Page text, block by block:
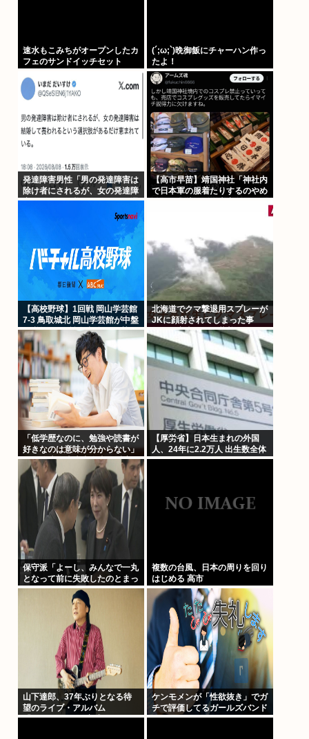
速水もこみちがオープンしたカ
フェのサンドイッチセット
(´;ω;`)晩御飯にチャーハン作っ
たよ！
発達障害男性「男の発達障害は
除け者にされるが、女の発達障
害は結婚して養われるという選
択肢があるだけ恵まれている」
【高市早苗】靖国神社「神社内
で日本軍の服着たりするのやめ
【高校野球】1回戦 岡山学芸館
7-3 鳥取城北 岡山学芸館が中盤
に逆転し2回戦進出 鳥取県勢、
夏の甲子園11連敗
北海道でクマ撃退用スプレーが
JKに顔射されてしまった事
故、引率者が腰に装着していた
ものが枝に引っかかり誤噴射と
判明
「低学歴なのに、勉強や読書が
好きなのは意味が分からない」
SNS炎上に東大出身者が反応。
「高学歴=地頭もいい」という
認識が間違っているワケ
【厚労省】日本生まれの外国
人、24年に2.2万人 出生数全体
の3.2%
保守派「よーし、みんなで一丸
となって前に失敗したのとまっ
たく同じ道を行くぞ！！」 こ
複数の台風、日本の周りを回り
はじめる 高市
山下達郎、37年ぶりとなる待
望のライブ・アルバム
「JOY2」ついに完成、10月14
ケンモメンが「性欲抜き」でガ
チで評価してるガールズバンド
って何？